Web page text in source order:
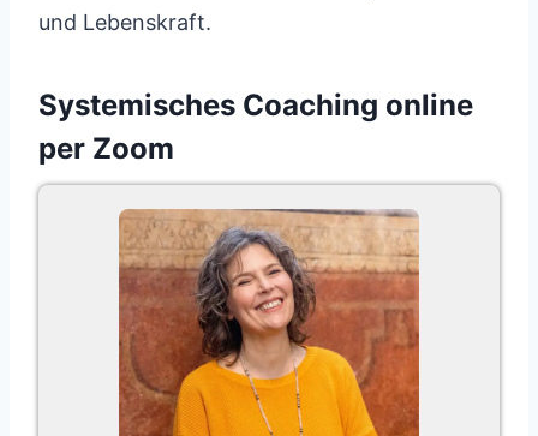
und Lebenskraft.
Systemisches Coaching online
per Zoom